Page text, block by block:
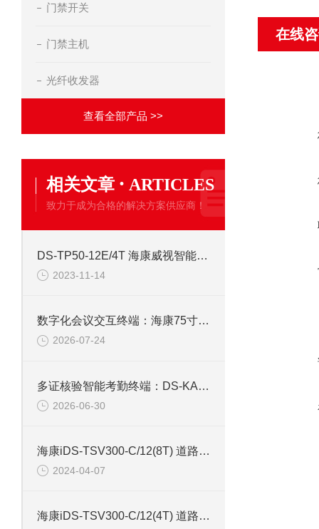
门禁开关
门禁主机
光纤收发器
查看全部产品 >>
相关文章 · ARTICLES
致力于成为合格的解决方案供应商！
DS-TP50-12E/4T 海康威视智能交通终端服务器
2023-11-14
数字化会议交互终端：海康75寸4K触摸会议一体机
2026-07-24
多证核验智能考勤终端：DS-KAB673-IBQR人脸识别打卡考勤机
2026-06-30
海康iDS-TSV300-C/12(8T) 道路智能终端
2024-04-07
海康iDS-TSV300-C/12(4T) 道路智能终端带硬盘4T
在线